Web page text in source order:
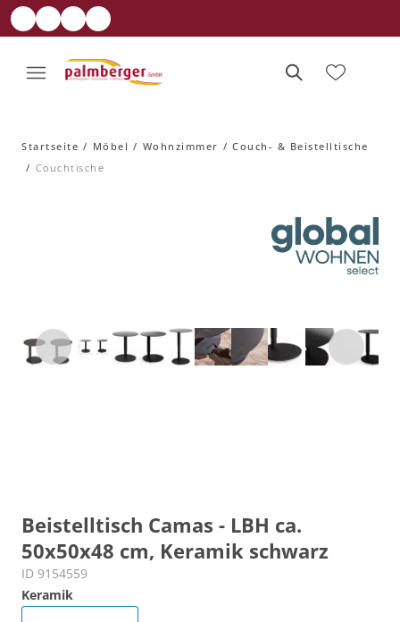
Startseite Möbel Wohnzimmer
Couch- & Beistelltische
Couchtische
Beistelltisch Camas - LBH ca.
50x50x48 cm, Keramik schwarz
ID 9154559
Keramik